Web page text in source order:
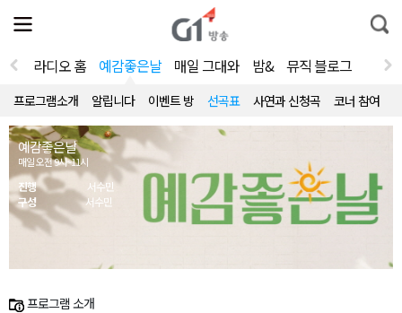
전
체
뉴
열
통
합
라디오 홈 예감좋은날 매일 그대와 밤& 뮤직 블로그
프로그램소개 알립니다 이벤트 방 선곡표 사연과 신청곡 코너 참여
예감좋은날
매일 오전 9시~11시
진행
서수민
구성
서수민
프로그램 소개